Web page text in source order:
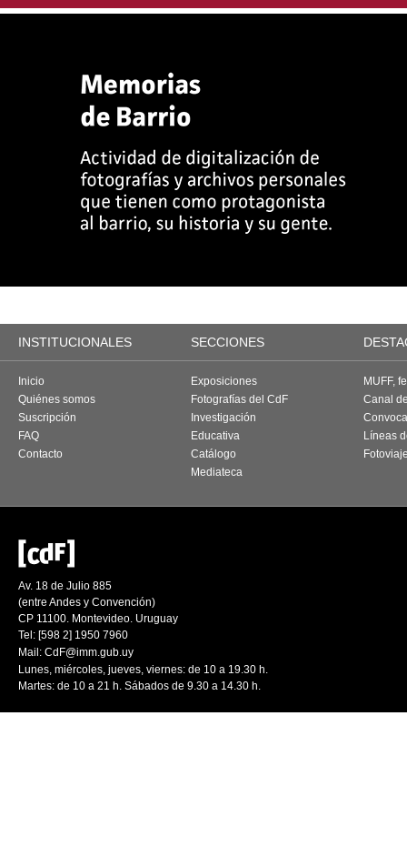
INSTITUCIONALES SECCIONES
Inicio
Quiénes somos
Suscripción
FAQ
Contacto
Exposiciones
Fotografías del CdF
Investigación
Educativa
Catálogo
Mediateca
MUFF,
Canal
Líneas
Av. 18 de Julio 885
(entre Andes y Convención)
CP 11100. Montevideo. Uruguay
Tel: [598 2] 1950 7960
Mail: CdF@imm.gub.uy
Lunes, miércoles, jueves, viernes: de 10 a 19.30 h.
Martes: de 10 a 21 h. Sábados de 9.30 a 14.30 h.